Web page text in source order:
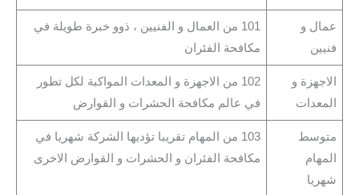
عمال و
فنيين
101 من العمال و الفنيين ، ذوو خبرة طويلة في
مكافحة الفئران
الاجهزة و
المعدات
102 من الاجهزة و المعدات المواكبة لكل تطور
في عالم مكافحة الحشرات و القوارض
متوسط
المهام
شهريا
103 من المهام تقريبا تؤديها الشركة شهريا في
مكافحة الفئران و الحشرات و القوارض الاخرى